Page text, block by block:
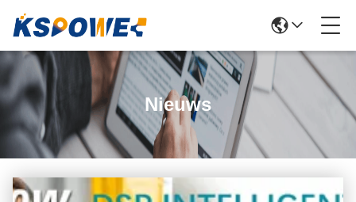
Nieuws